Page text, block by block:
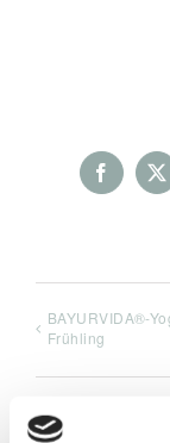
X
BAYURVIDA®-
Frühling